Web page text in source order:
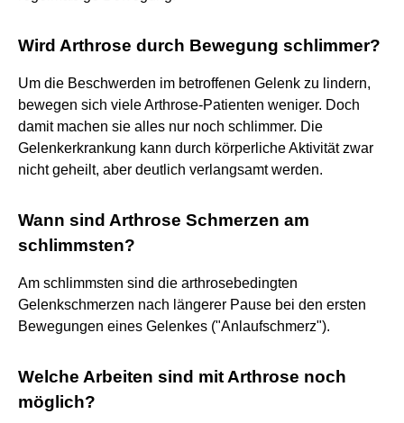
Wird Arthrose durch Bewegung schlimmer?
Um die Beschwerden im betroffenen Gelenk zu lindern,
bewegen sich viele Arthrose-Patienten weniger. Doch
damit machen sie alles nur noch schlimmer. Die
Gelenkerkrankung kann durch körperliche Aktivität zwar
nicht geheilt, aber deutlich verlangsamt werden.
Wann sind Arthrose Schmerzen am
schlimmsten?
Am schlimmsten sind die arthrosebedingten
Gelenkschmerzen nach längerer Pause bei den ersten
Bewegungen eines Gelenkes ("Anlaufschmerz").
Welche Arbeiten sind mit Arthrose noch
möglich?